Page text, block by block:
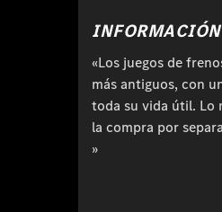
«Los juegos de
más antiguos, con
toda su vida útil. Lo
la compra por
»